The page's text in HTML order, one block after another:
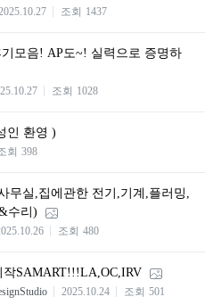
조회 1437
기모음! AP도~! 실력으로 증명하
조회 1028
인 환영 )
회 398
무실,집에관한 전기,기계,플러밍,
수리)
조회 480
SAMART!!!LA,OC,IRV
2025.10.24 조회 501